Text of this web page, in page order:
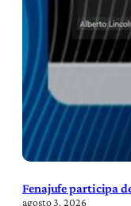
Fenajufe participa
agosto 3, 2026